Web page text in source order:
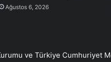
Ağustos 6, 2026
ve Türkiye Cumhuriyet